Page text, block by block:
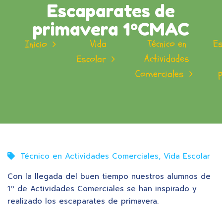
Escaparates de
primavera 1ºCMAC
Inicio
Vida
Escolar
Técnico en
Actividades
Comerciales
Técnico en Actividades Comerciales, Vida Escolar
Con la llegada del buen tiempo nuestros alumnos de
1º de Actividades Comerciales se han inspirado y
realizado los escaparates de primavera.